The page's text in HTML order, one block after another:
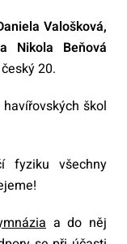
Valošková,
a Nikola Beňová
20.
škol
fyziku všechny
a do něj